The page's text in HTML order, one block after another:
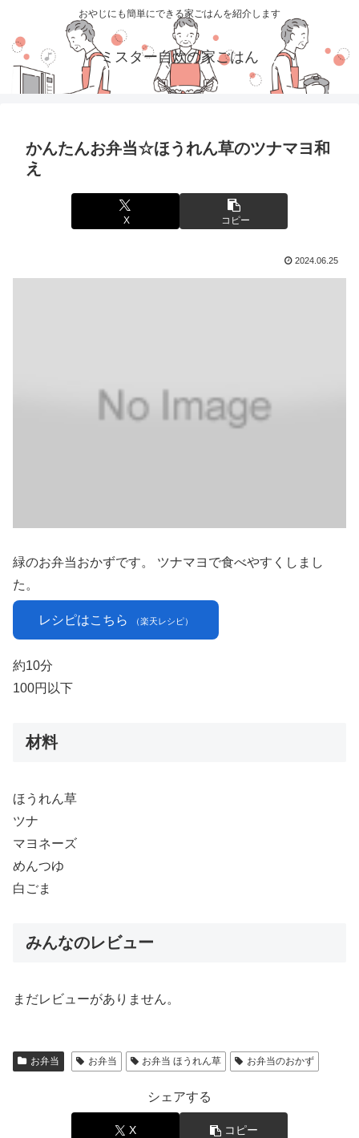
おやじにも簡単にできる家ごはんを紹介します
ミスター自炊の家ごはん
かんたんお弁当☆ほうれん草のツナマヨ和
え
X コピー
2024.06.25
緑のお弁当おかずです。 ツナマヨで食べやすくしまし
た。
レシピはこちら （楽天レシピ）
約10分
100円以下
材料
ほうれん草
ツナ
マヨネーズ
めんつゆ
白ごま
みんなのレビュー
まだレビューがありません。
お弁当 お弁当 お弁当 ほうれん草 お弁当のおかず
シェアする
X コピー